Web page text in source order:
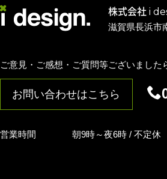
株式会社 i
滋賀県長浜市
ご意見・ご感想・ご質問等ございました
お問い合わせはこちら
営業時間 朝9時～夜6時 / 不定休